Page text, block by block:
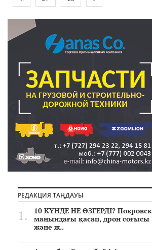
РЕДАКЦИЯ ТАҢДАУЫ
10 КҮНДЕ НЕ ӨЗГЕРДІ? Покровск
маңындағы қасап, дрон соғысы
және ж..